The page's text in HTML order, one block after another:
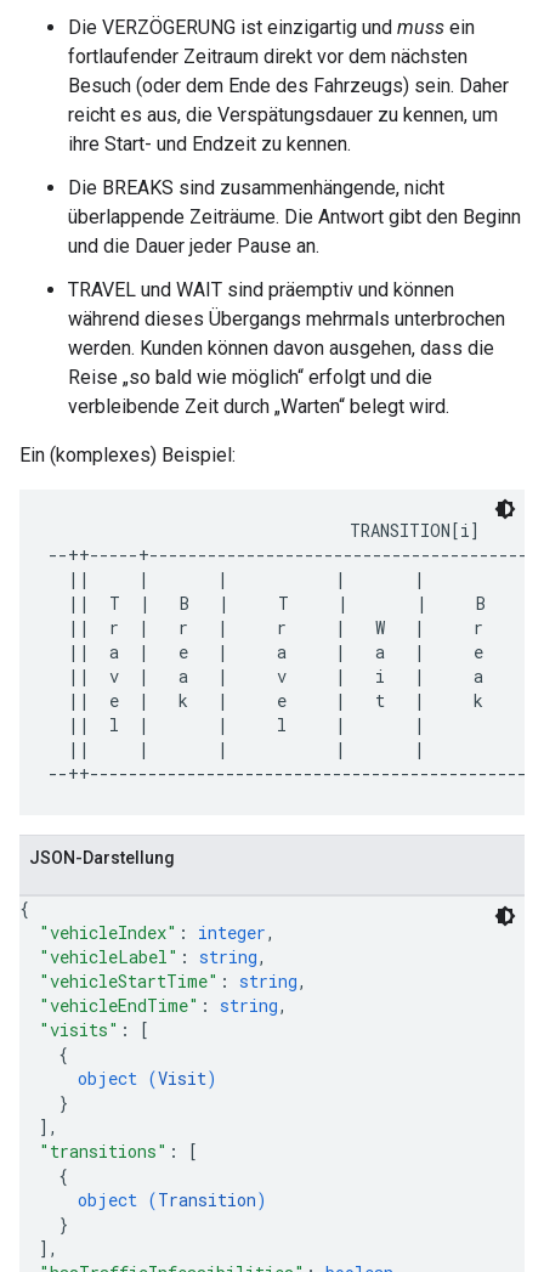
Die VERZÖGERUNG ist einzigartig und muss ein
fortlaufender Zeitraum direkt vor dem nächsten
Besuch (oder dem Ende des Fahrzeugs) sein. Daher
reicht es aus, die Verspätungsdauer zu kennen, um
ihre Start- und Endzeit zu kennen.
Die BREAKS sind zusammenhängende, nicht
überlappende Zeiträume. Die Antwort gibt den Beginn
und die Dauer jeder Pause an.
TRAVEL und WAIT sind präemptiv und können
während dieses Übergangs mehrmals unterbrochen
werden. Kunden können davon ausgehen, dass die
Reise „so bald wie möglich“ erfolgt und die
verbleibende Zeit durch „Warten“ belegt wird.
Ein (komplexes) Beispiel:
                               TRANSITION[i]
--++-----
||     |       |           |       |
||  T  |   B   |     T     |       |     B
||  r  |   r   |     r     |   W   |     r
||  a  |   e   |     a     |   a   |     e
||  v  |   a   |     v     |   i   |     a
||  e  |   k   |     e     |   t   |     k
||  l  |       |     l     |       |
||     |       |           |       |
JSON-Darstellung
{
"vehicleIndex" : integer,
"vehicleLabel" : string,
"vehicleStartTime" : string,
"vehicleEndTime" : string,
"visits" :
[
{
object (Visit)
}
] ,
"transitions" :
[
{
object (Transition)
}
] ,